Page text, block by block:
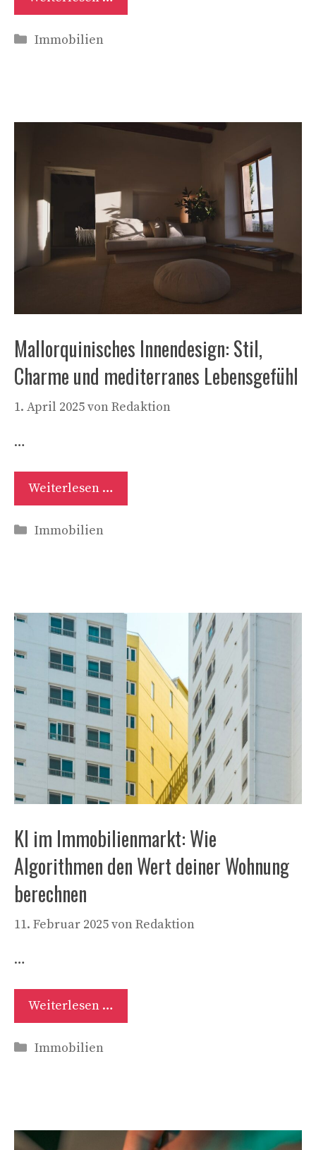
Kategorien
Immobilien
Mallorquinisches Innendesign: Stil,
Charme und mediterranes Lebensgefühl
1. April 2025vonRedaktion
…
Weiterlesen …
Kategorien
Immobilien
KI im Immobilienmarkt: Wie
Algorithmen den Wert deiner Wohnung
berechnen
11. Februar 2025vonRedaktion
…
Weiterlesen …
Kategorien
Immobilien